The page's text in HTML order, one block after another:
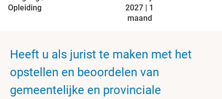
Opleiding
2027 | 1
maand
Heeft u als jurist te maken met het
opstellen en beoordelen van
gemeentelijke en provinciale